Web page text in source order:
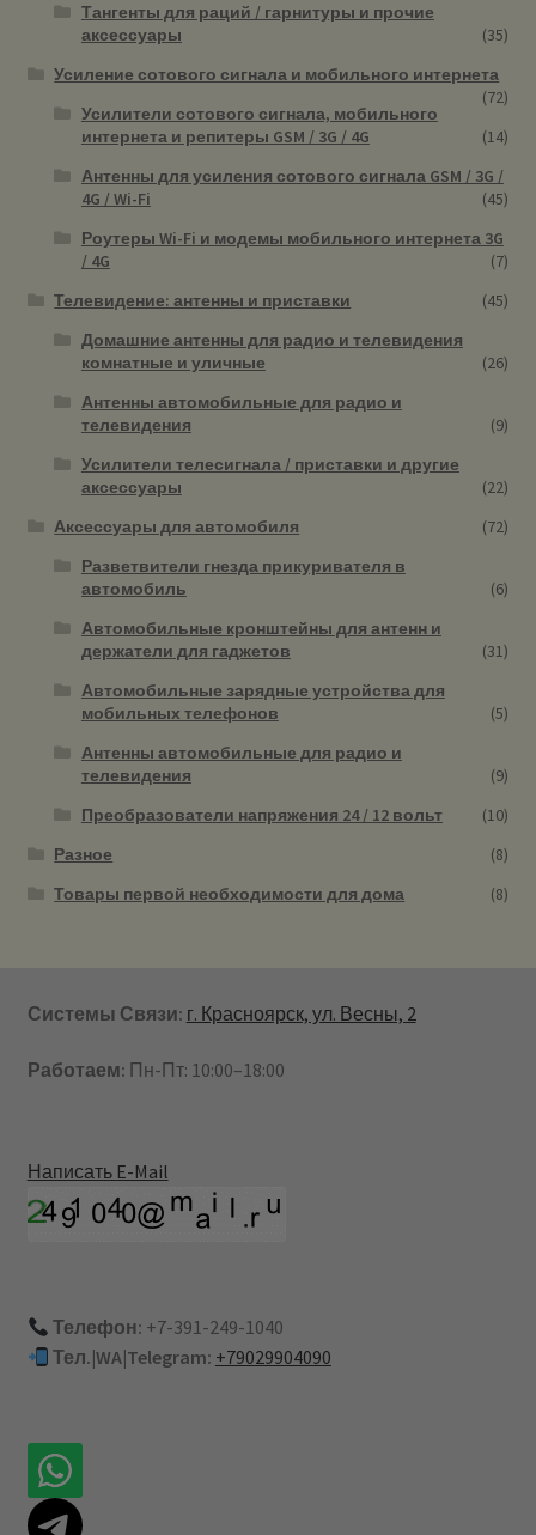
Тангенты для раций / гарнитуры и прочие
аксессуары
(35)
Усиление сотового сигнала и мобильного интернета
(72)
Усилители сотового сигнала, мобильного
интернета и репитеры GSM / 3G / 4G
(14)
Антенны для усиления сотового сигнала GSM / 3G /
4G / Wi-Fi
(45)
Роутеры Wi-Fi и модемы мобильного интернета 3G
/ 4G
(7)
Телевидение: антенны и приставки
(45)
Домашние антенны для радио и телевидения
комнатные и уличные
(26)
Антенны автомобильные для радио и
телевидения
(9)
Усилители телесигнала / приставки и другие
аксессуары
(22)
Аксессуары для автомобиля
(72)
Разветвители гнезда прикуривателя в
автомобиль
(6)
Автомобильные кронштейны для антенн и
держатели для гаджетов
(31)
Автомобильные зарядные устройства для
мобильных телефонов
(5)
Антенны автомобильные для радио и
телевидения
(9)
Преобразователи напряжения 24 / 12 вольт
(10)
Разное
(8)
Товары первой необходимости для дома
(8)
Системы Связи: г. Красноярск, ул. Весны, 2
Работаем: Пн-Пт: 10:00–18:00
Написать E-Mail
Телефон: +7-391-249-1040
Тел.|WA|Telegram: +79029904090